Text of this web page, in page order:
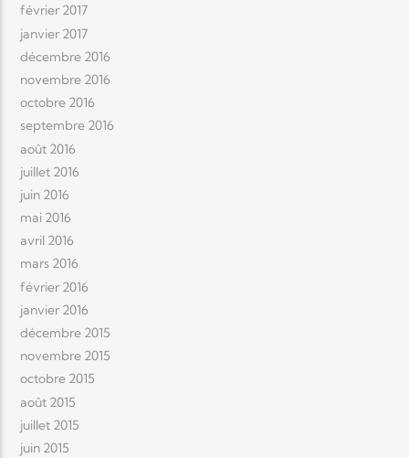
février 2017
janvier 2017
décembre 2016
novembre 2016
octobre 2016
septembre 2016
août 2016
juillet 2016
juin 2016
mai 2016
avril 2016
mars 2016
février 2016
janvier 2016
décembre 2015
novembre 2015
octobre 2015
août 2015
juillet 2015
juin 2015